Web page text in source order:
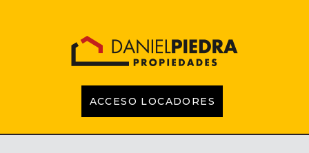
ACCESO LOCADORES